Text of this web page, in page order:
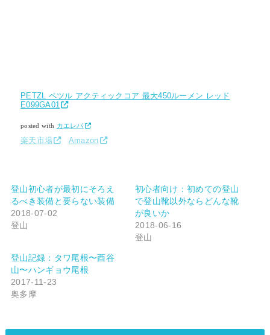
PETZL ペツル アクティックコア 最大450ルーメン レッド
E099GA01
posted with カエレバ
楽天市場 Amazon
登山初心者が最初にそろえ
るべき装備と要らない装備
2018-07-02
登山
初心者向け：初めての登山
で登山靴以外ならどんな靴
が良いか
2018-06-16
登山
登山記録：タワ尾根〜酉谷
山〜ハンギョウ尾根
2017-11-23
奥多摩